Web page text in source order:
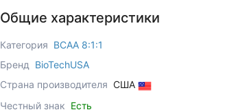
Общие характеристики
Категория BCAA 8:1:1
Бренд BioTechUSA
Страна производителя США
Честный знак Есть